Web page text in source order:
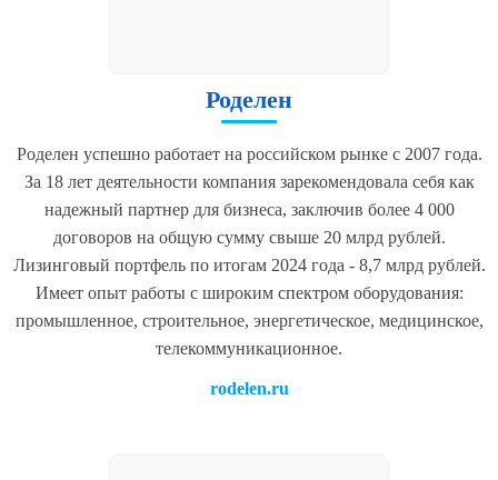
Роделен
Роделен успешно работает на российском рынке с 2007 года.
За 18 лет деятельности компания зарекомендовала себя как
надежный партнер для бизнеса, заключив более 4 000
договоров на общую сумму свыше 20 млрд рублей.
Лизинговый портфель по итогам 2024 года - 8,7 млрд рублей.
Имеет опыт работы с широким спектром оборудования:
промышленное, строительное, энергетическое, медицинское,
телекоммуникационное.
rodelen.ru